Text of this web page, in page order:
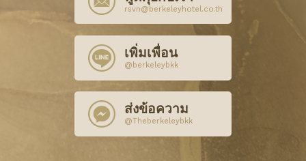
rsvn@berkeleyhotel.co.th
เพิ่มเพื่อน
@berkeleybkk
ส่งข้อความ
@Theberkeleybkk